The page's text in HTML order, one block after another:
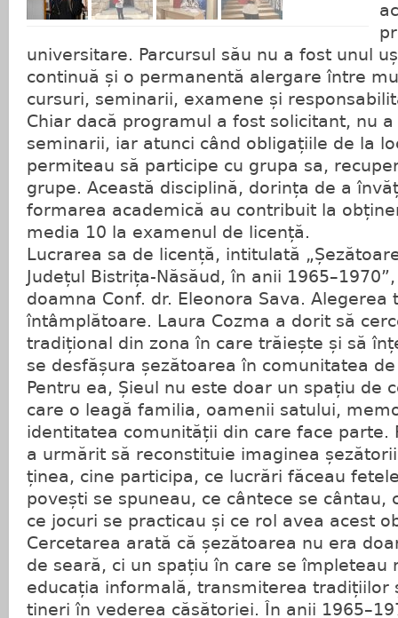
universitare. Parcursul său nu a fost unul
continuă și o permanentă alergare între
cursuri, seminarii, examene și
Chiar dacă programul a fost solicitant, nu
seminarii, iar atunci când obligațiile de la
permiteau să participe cu grupa sa,
grupe. Această disciplină, dorința de a
formarea academică au contribuit la
media 10 la examenul de licență.
Lucrarea sa de licență, intitulată
Județul Bistrița-Năsăud, în anii
doamna Conf. dr. Eleonora Sava. Alegerea
întâmplătoare. Laura Cozma a dorit să
tradițional din zona în care trăiește și să
se desfășura șezătoarea în comunitatea
Pentru ea, Șieul nu este doar un spațiu de
care o leagă familia, oamenii satului,
identitatea comunității din care face parte.
a urmărit să reconstituie imaginea
ținea, cine participa, ce lucrări făceau
povești se spuneau, ce cântece se cântau,
ce jocuri se practicau și ce rol avea acest
Cercetarea arată că șezătoarea nu era
de seară, ci un spațiu în care se împleteau
educația informală, transmiterea tradițiilor
tineri în vederea căsătoriei. În anii